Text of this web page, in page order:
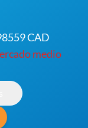
CAD
medio